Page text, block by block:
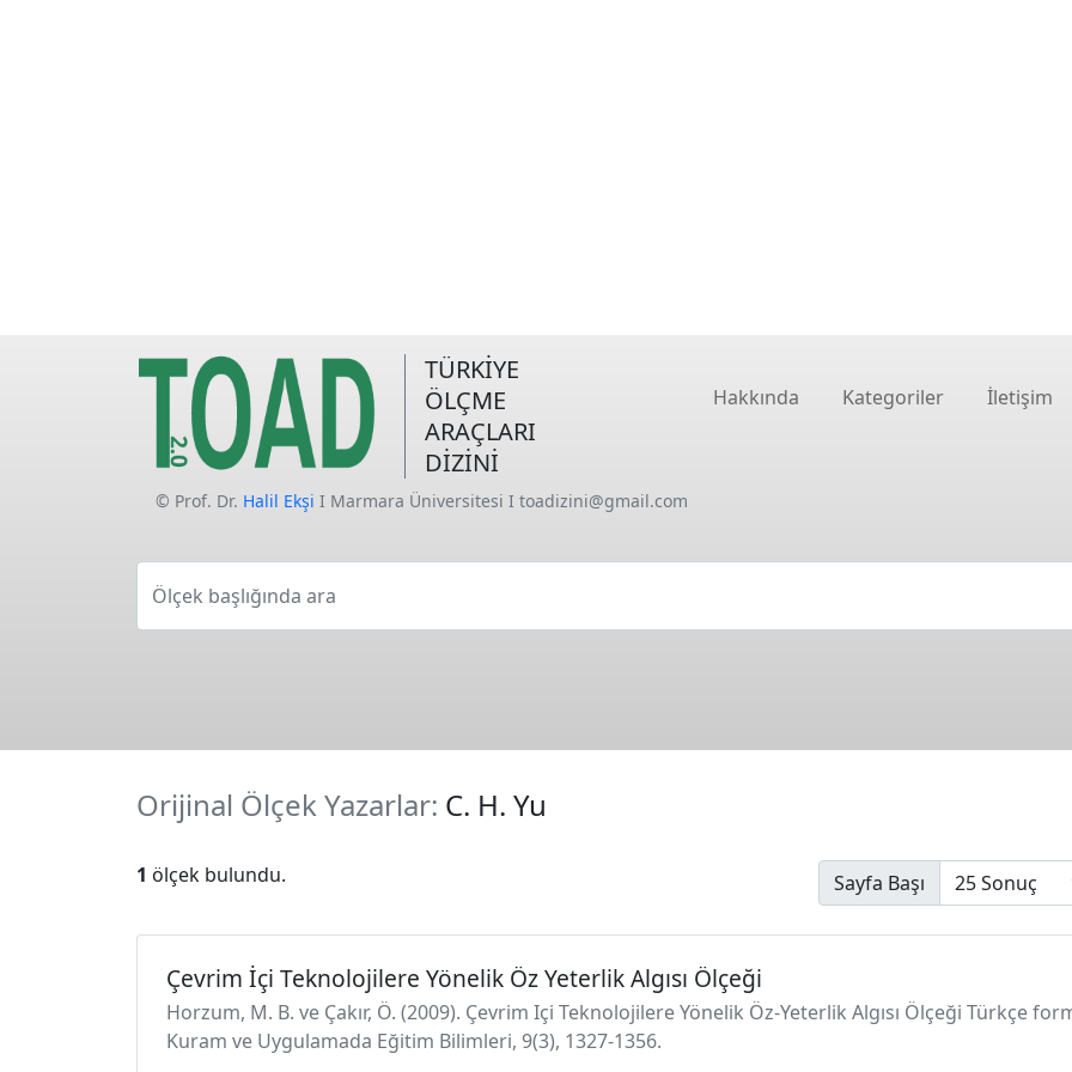
TÜRKİYE
ÖLÇME
ARAÇLARI
DİZİNİ
Hakkında Kategoriler İletişim
© Prof. Dr. Halil Ekşi I Marmara Üniversitesi I toadizini@gmail.com
Ölçek başlığında ara
Orijinal Ölçek Yazarlar: C. H. Yu
1 ölçek bulundu. Sayfa Başı
Çevrim İçi Teknolojilere Yönelik Öz Yeterlik Algısı Ölçeği
Horzum, M. B. ve Çakır, Ö. (2009). Çevrim Içi Teknolojilere Yönelik Öz-Yeterlik Algısı Ölçeği Türkçe
Kuram ve Uygulamada Eğitim Bilimleri, 9(3), 1327-1356.